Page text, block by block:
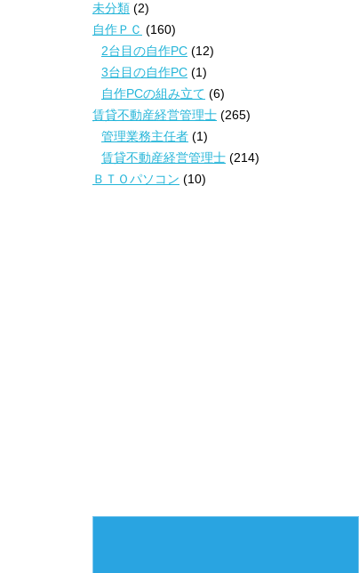
未分類 (2)
自作ＰＣ (160)
2台目の自作PC (12)
3台目の自作PC (1)
自作PCの組み立て (6)
賃貸不動産経営管理士 (265)
管理業務主任者 (1)
賃貸不動産経営管理士 (214)
ＢＴＯパソコン (10)